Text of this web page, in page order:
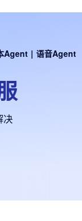
Agent | 语音Agent
决